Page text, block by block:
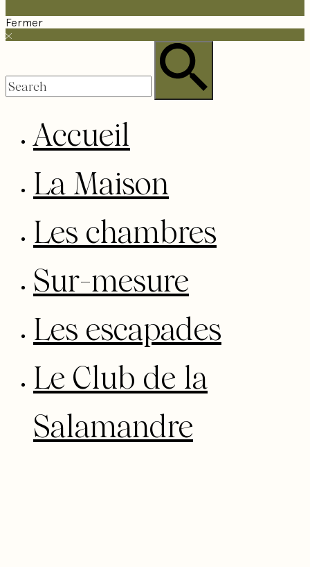
Fermer
Accueil
La Maison
Les chambres
Sur-mesure
Les escapades
Le Club de la
Salamandre